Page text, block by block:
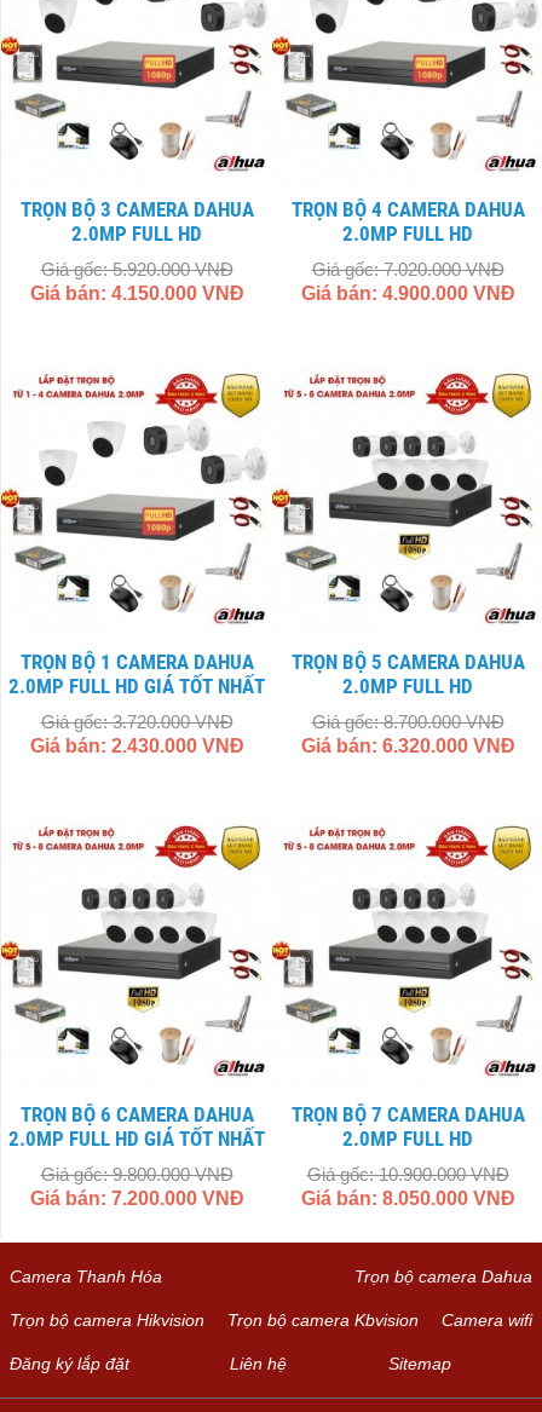
TRỌN BỘ 3 CAMERA DAHUA
2.0MP FULL HD
Giá gốc: 5.920.000 VNĐ
Giá bán: 4.150.000 VNĐ
TRỌN BỘ 4 CAMERA DAHUA
2.0MP FULL HD
Giá gốc: 7.020.000 VNĐ
Giá bán: 4.900.000 VNĐ
TRỌN BỘ 1 CAMERA DAHUA
2.0MP FULL HD GIÁ TỐT NHẤT
Giá gốc: 3.720.000 VNĐ
Giá bán: 2.430.000 VNĐ
TRỌN BỘ 5 CAMERA DAHUA
2.0MP FULL HD
Giá gốc: 8.700.000 VNĐ
Giá bán: 6.320.000 VNĐ
TRỌN BỘ 6 CAMERA DAHUA
2.0MP FULL HD GIÁ TỐT NHẤT
Giá gốc: 9.800.000 VNĐ
Giá bán: 7.200.000 VNĐ
TRỌN BỘ 7 CAMERA DAHUA
2.0MP FULL HD
Giá gốc: 10.900.000 VNĐ
Giá bán: 8.050.000 VNĐ
Camera Thanh Hóa Trọn bộ camera Dahua
Trọn bộ camera Hikvision Trọn bộ camera Kbvision Camera wifi
Đăng ký lắp đặt Liên hệ Sitemap